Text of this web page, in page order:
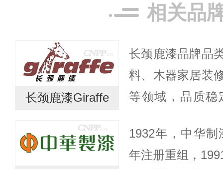
相关品
长颈鹿漆Giraffe
长颈鹿漆品牌品
料、木器家居装
等领域，品质稳
得到客户高度好
港创立，...
1932年，中华
年注册重组，